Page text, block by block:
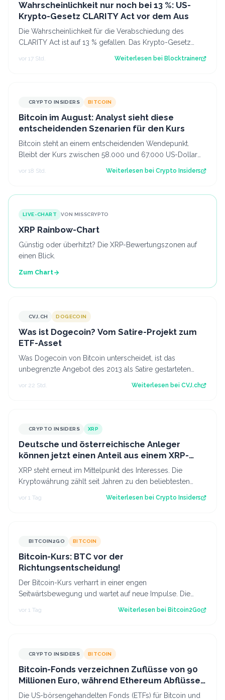
Wahrscheinlichkeit nur noch bei 13 %: US-
Krypto-Gesetz CLARITY Act vor dem Aus
Die Wahrscheinlichkeit für die Verabschiedung des
CLARITY Act ist auf 13 % gefallen. Das Krypto-Gesetz
vor 17 Std. Weiterlesen bei Blocktrainer
CRYPTO INSIDERS BITCOIN
Bitcoin im August: Analyst sieht diese
entscheidenden Szenarien für den Kurs
Bitcoin steht an einem entscheidenden Wendepunkt.
Bleibt der Kurs zwischen 58.000 und 67.000 US-Dollar
vor 18 Std. Weiterlesen bei Crypto Insiders
LIVE-CHART VON MISSCRYPTO
XRP Rainbow-Chart
Günstig oder überhitzt? Die XRP-Bewertungszonen auf
einen Blick.
Zum Chart
CVJ.CHCVJ.CH DOGECOIN
Was ist Dogecoin? Vom Satire-Projekt zum
ETF-Asset
Was Dogecoin von Bitcoin unterscheidet, ist das
unbegrenzte Angebot des 2013 als Satire gestarteten
vor 22 Std. Weiterlesen bei CVJ.ch
CRYPTO INSIDERS XRP
Deutsche und österreichische Anleger
können jetzt einen Anteil aus einem XRP-
Topf im Wert von 190.000 € sichern
XRP steht erneut im Mittelpunkt des Interesses. Die
Kryptowährung zählt seit Jahren zu den beliebtesten
vor 1 Tag Weiterlesen bei Crypto Insiders
BITCOIN2GO BITCOIN
Bitcoin-Kurs: BTC vor der
Richtungsentscheidung!
Der Bitcoin-Kurs verharrt in einer engen
Seitwärtsbewegung und wartet auf neue Impulse. Die
aktuelle Chartstruktur deutet auf eine bevorsteh…
vor 1 Tag Weiterlesen bei Bitcoin2Go
CRYPTO INSIDERS BITCOIN
Bitcoin-Fonds verzeichnen Zuflüsse von 90
Millionen Euro, während Ethereum Abflüsse
hinnehmen muss
Die US-börsengehandelten Fonds (ETFs) für Bitcoin und